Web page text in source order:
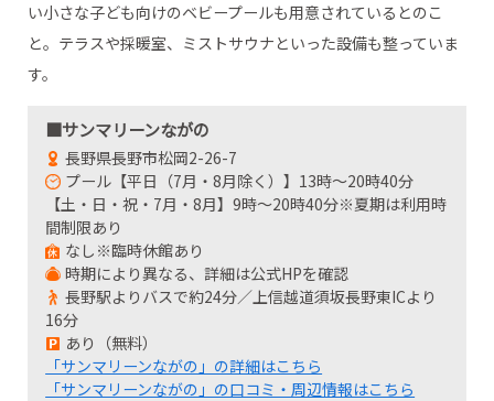
い小さな子ども向けのベビープールも用意されているとのこ
と。テラスや採暖室、ミストサウナといった設備も整っていま
す。
■サンマリーンながの
長野県長野市松岡2-26-7
プール【平日（7月・8月除く）】13時～20時40分
【土・日・祝・7月・8月】9時～20時40分※夏期は利用時
間制限あり
なし※臨時休館あり
時期により異なる、詳細は公式HPを確認
長野駅よりバスで約24分／上信越道須坂長野東ICより
16分
あり（無料）
「サンマリーンながの」の詳細はこちら
「サンマリーンながの」の口コミ・周辺情報はこちら